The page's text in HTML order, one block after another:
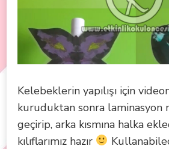
Kelebeklerin yapılışı için
kuruduktan sonra laminasyon
geçirip, arka kısmına halka
kılıflarımız hazır